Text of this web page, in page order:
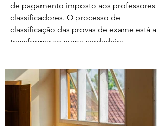
de pagamento imposto aos professores
classificadores. O processo de
classificação das provas de exame está a
transformar-se numa verdadeira
desorganização que marcaram este
processo, o Governo e o Ministério da
Educação, Ciência e Inovação parecem
querer acrescentar uma nova dimensão